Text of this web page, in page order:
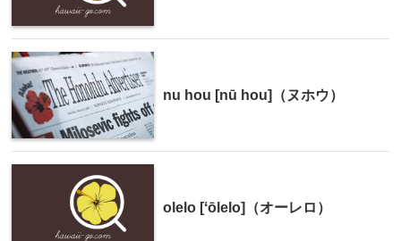
nu hou [nū hou]（ヌホウ）
olelo [ʻōlelo]（オーレロ）